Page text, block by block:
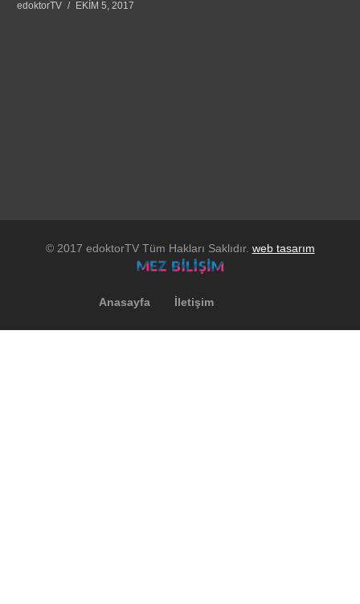
edoktorTV EKIM 5, 2017
© 2017 edoktorTV Tüm Hakları Saklıdır. web tasarım
Anasayfa İletişim